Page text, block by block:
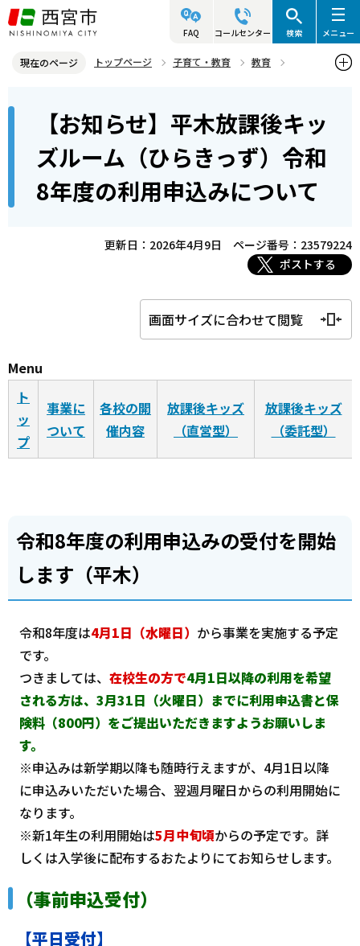
こ
の
ジ
す
FAQ コールセンター 検索 メニュー
現在のページ トップページ 子育て・教育
教育
【お知らせ】平木放課後キッズルーム（ひらきっず）令和8年度の利
用申込みについて
ら
【お知らせ】平木放課後キッ
ズルーム（ひらきっず）令和
8年度の利用申込みについて
更新日：2026年4月9日
ページ番号：23579224
ポストする
画面サイズに合わせて閲覧
Menu
ト
ッ
プ
事業に
ついて
各校の開
催内容
放課後キッズ
（直営型）
放課後キッズ
（委託型）
令和8年度の利用申込みの受付を開始
します（平木）
令和8年度は4月1日（水曜日） から事業を実施する予定
です。
つきましては、 在校生の方で4月1日以降の利用を希望
される方は、 3月31日（火曜日）までに利用申込書と保
険料（800円）をご提出いただきますようお願いしま
す。
※申込みは新学期以降も随時行えますが、4月1日以降
に申込みいただいた場合、翌週月曜日からの利用開始に
なります。
※新1年生の利用開始は5月中旬頃からの予定です。詳
しくは入学後に配布するおたよりにてお知らせします。
（事前申込受付）
【平日受付】